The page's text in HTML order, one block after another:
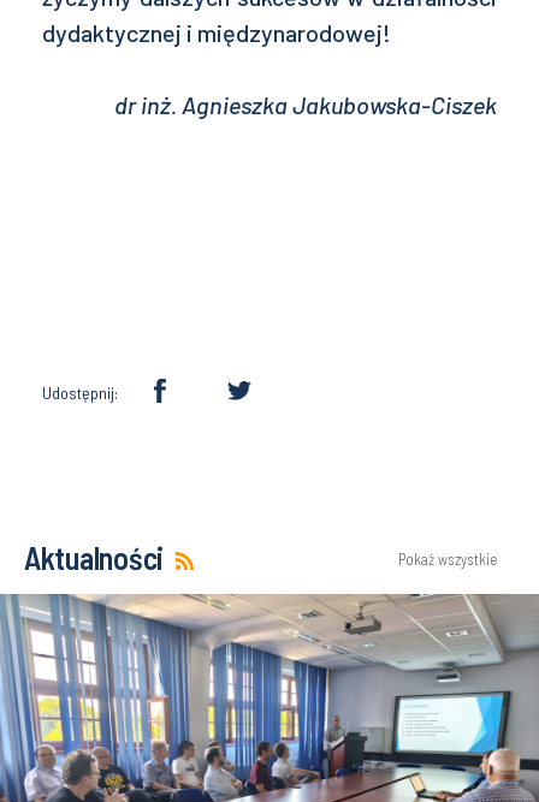
dydaktycznej i międzynarodowej!
dr inż. Agnieszka Jakubowska-Ciszek
Udostępnij:
Aktualności Pokaż wszystkie